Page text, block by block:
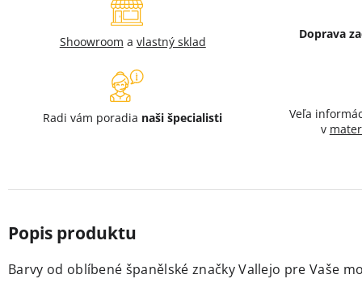
Shoowroom a vlastný sklad
Doprava
Radi vám poradia naši špecialisti
Veľa
v
Barvy od oblíbené španělské značky Vallejo pre Vaše